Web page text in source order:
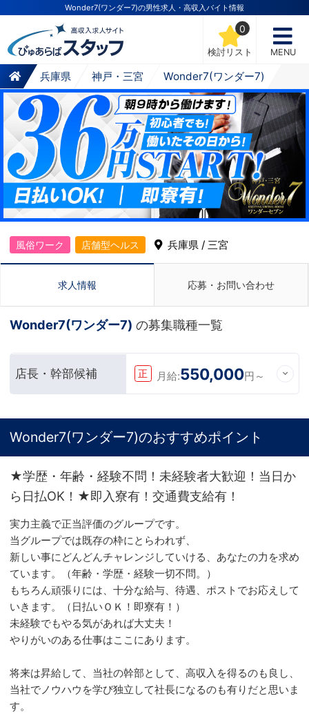
Wonder7(ワンダー7)の男性求人・高収入バイト情報
検討リスト
0
MENU
兵庫県 神戸・三宮 Wonder7(ワンダー7)
風俗ワーク 店舗型ヘルス 兵庫県 / 三宮
求人情報 応募・お問い合わせ
Wonder7(ワンダー7) の募集職種一覧
店長・幹部候補 正 月給:550,000円～
Wonder7(ワンダー7)のおすすめポイント
★学歴・年齢・経験不問！未経験者大歓迎！当日か
ら日払OK！★即入寮有！交通費支給有！
実力主義で正当評価のグループです。
当グループでは既存の枠にとらわれず、
新しい事にどんどんチャレンジしていける、あなたの力を求め
ています。（年齢・学歴・経験一切不問。）
もちろん頑張りには、十分な給与、待遇、ポストでお応えして
いきます。（日払いＯＫ！即寮有！）
未経験でもやる気があれば大丈夫！
やりがいのある仕事はここにあります。
将来は昇給して、当社の幹部として、高収入を得るのも良し、
当社でノウハウを学び独立して社長になるのも有りだと思いま
す。